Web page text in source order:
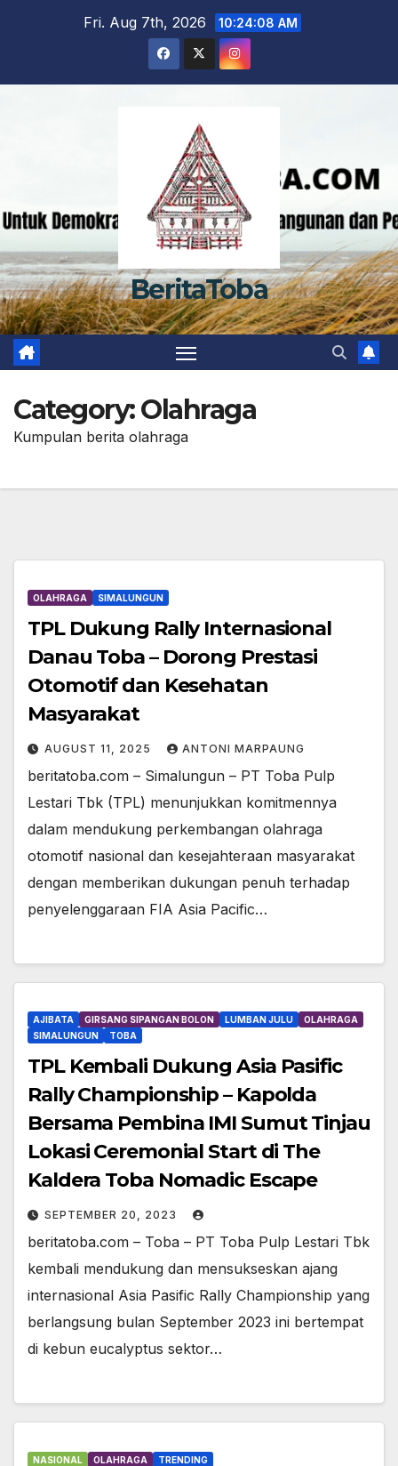
Fri. Aug 7th, 2026 10:24:09 AM
BeritaToba
Category:Olahraga
Kumpulan berita olahraga
OLAHRAGA SIMALUNGUN
TPL Dukung Rally Internasional
Danau Toba – Dorong Prestasi
Otomotif dan Kesehatan
Masyarakat
AUGUST 11, 2025 ANTONI MARPAUNG
beritatoba.com – Simalungun – PT Toba Pulp
Lestari Tbk (TPL) menunjukkan komitmennya
dalam mendukung perkembangan olahraga
otomotif nasional dan kesejahteraan masyarakat
dengan memberikan dukungan penuh terhadap
penyelenggaraan FIA Asia Pacific…
AJIBATA GIRSANG SIPANGAN BOLON LUMBAN JULU
OLAHRAGA
SIMALUNGUN
TOBA
TPL Kembali Dukung Asia Pasific
Rally Championship – Kapolda
Bersama Pembina IMI Sumut Tinjau
Lokasi Ceremonial Start di The
Kaldera Toba Nomadic Escape
SEPTEMBER 20, 2023
beritatoba.com – Toba – PT Toba Pulp Lestari Tbk
kembali mendukung dan mensukseskan ajang
internasional Asia Pasific Rally Championship yang
berlangsung bulan September 2023 ini bertempat
di kebun eucalyptus sektor…
NASIONAL OLAHRAGA TRENDING